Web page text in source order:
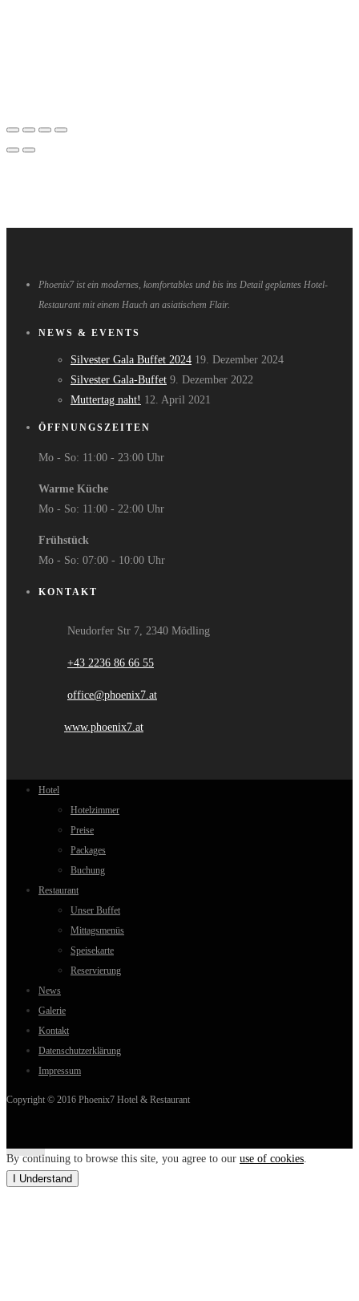
Phoenix7 ist ein modernes, komfortables und bis ins Detail geplantes Hotel-
Restaurant mit einem Hauch an asiatischem Flair.
NEWS & EVENTS
Silvester Gala Buffet 2024 19. Dezember 2024
Silvester Gala-Buffet 9. Dezember 2022
Muttertag naht! 12. April 2021
ÖFFNUNGSZEITEN
Mo - So: 11:00 - 23:00 Uhr
Warme Küche
Mo - So: 11:00 - 22:00 Uhr
Frühstück
Mo - So: 07:00 - 10:00 Uhr
KONTAKT
Neudorfer Str 7, 2340 Mödling
+43 2236 86 66 55
office@phoenix7.at
www.phoenix7.at
Hotel
Hotelzimmer
Preise
Packages
Buchung
Restaurant
Unser Buffet
Mittagsmenüs
Speisekarte
Reservierung
News
Galerie
Kontakt
Datenschutzerklärung
Impressum
Copyright © 2016 Phoenix7 Hotel & Restaurant
By continuing to browse this site, you agree to our use of cookies.
I Understand